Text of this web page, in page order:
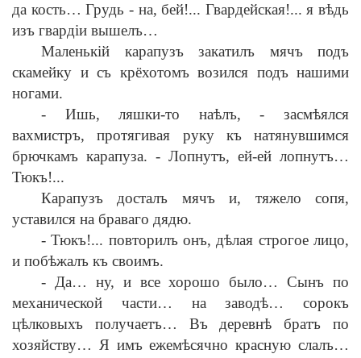
да кость… Грудь -на, бей!... Гвардейская!... я вѣдь
изъ гвардiи вышелъ…
Маленькiй карапузъ закатилъ мячъ подъ
скамейку и съ крёхотомъ возился подъ нашими
ногами.
- Ишь, ляшки-то наѣлъ,- засмѣялся
вахмистръ, протягивая руку къ натянувшимся
брючкамъ карапуза. - Лопнутъ, ей-ей лопнутъ…
Тюкъ!...
Карапузъ досталъ мячъ и, тяжело сопя,
уставился на браваго дядю.
- Тюкъ!... повторилъ онъ, дѣлая строгое лицо,
и побѣжалъ къ своимъ.
- Да… ну, и все хорошо было… Сынъ по
механической части… на заводѣ… сорокъ
цѣлковыхъ получаетъ… Въ деревнѣ братъ по
хозяйству… Я имъ ежемѣсячно красную слалъ…